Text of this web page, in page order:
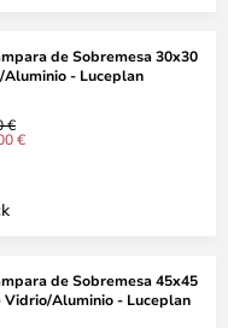
de Sobremesa 30x30
Aluminio - Luceplan
€
€
de Sobremesa 45x45
Vidrio/Aluminio - Luceplan